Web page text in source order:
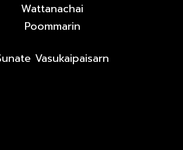
Wattanachai
Poommarin
Vasukaipaisarn